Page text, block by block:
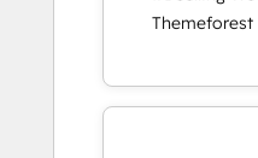
Themeforest